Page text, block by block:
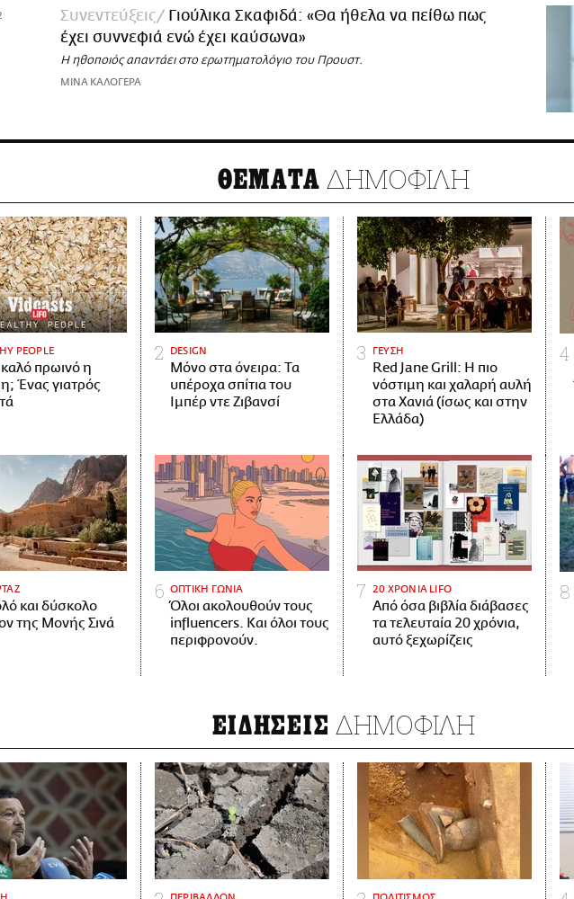
Συνεντεύξεις
Γιούλικα Σκαφιδά: «Θα ήθελα να πείθω πως
έχει συννεφιά ενώ έχει καύσωνα»
Η ηθοποιός απαντάει στο ερωτηματολόγιο του Προυστ.
ΜΙΝΑ ΚΑΛΟΓΕΡΑ
ΘΕΜΑΤΑ ΔΗΜΟΦΙΛΗ
PEOPLE
καλό πρωινό η
Ένας γιατρός
DESIGN
Μόνο στα όνειρα: Τα
υπέροχα σπίτια του
Ιμπέρ ντε Ζιβανσί
ΓΕΥΣΗ
Red Jane Grill: Η πιο
νόστιμη και χαλαρή αυλή
στα Χανιά (ίσως και στην
Ελλάδα)
και δύσκολο
της Μονής Σινά
ΟΠΤΙΚΗ ΓΩΝΙΑ
Όλοι ακολουθούν τους
influencers. Και όλοι τους
περιφρονούν.
20 ΧΡΟΝΙΑ LIFO
Από όσα βιβλία διάβασες
τα τελευταία 20 χρόνια,
αυτό ξεχωρίζεις
ΕΙΔΗΣΕΙΣ ΔΗΜΟΦΙΛΗ